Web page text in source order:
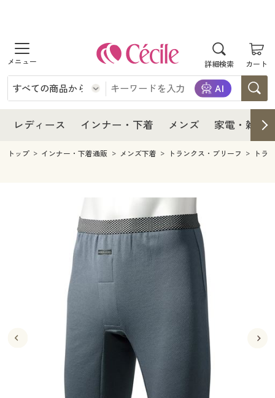
詳細検索 カート
商品を探す
レディース
レディースファッション
インナー・下着
インナー・下着通販すべて
ジュニア・ティーンズ下着
メンズ
メンズファッション
家電・雑貨すべて
キッチン・雑貨・日用品
寝具・インテリア・家具
寝具・インテリア・家具通販すべて
寝具・ベッド
カーテン・ラグ・ファブリック
美容・健康通販すべて
美容・健康・サプリメント
制服・スクール
制服・スクールすべて
制服・学生服
ジュニア・ティーンズ下着
大きいサイズ
大きいサイズ通販すべて
大きいサイズ レディース服
バーゲンセール
レディース インナー・下着 メンズ 家電・雑貨
レディース
レディース通販すべて
レディースファッション
インナー・下着
インナー・下着通販すべて
ジュニア・ティーンズ下着
メンズ
キッチン・雑貨・日用品
寝具・インテリア・家具通販すべて
寝具・ベッド
カーテン・ラグ・ファブリック
美容・健康通販すべて
美容・健康・サプリメント
制服・スクール
制服・スクールすべて
制服・学生服
ジュニア・ティーンズ下着
大きいサイズ
大きいサイズ通販すべて
大きいサイズ レディース服
大きいサイズ レディース下着
バーゲンセール
シークレットセール
商品カテゴリ一覧
トップ インナー・下着通販 メンズ下着 トランクス・ブリーフ トラ